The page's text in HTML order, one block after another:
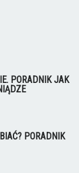
PORADNIK JAK
PORADNIK